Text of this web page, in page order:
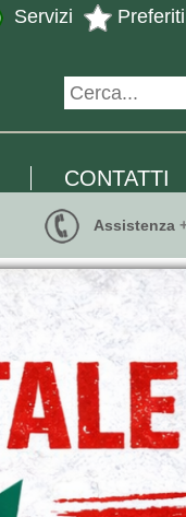
Servizi
CONTATTI
Assistenza